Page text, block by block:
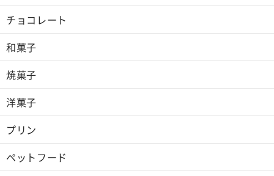
チョコレート
和菓子
焼菓子
洋菓子
プリン
ペットフード